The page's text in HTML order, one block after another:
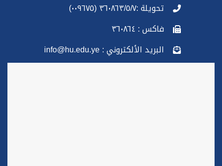
تحويلة :٣٦٠٨٦٣/٥/٧ (٠٠٩٦٧٥)
فاكس : ٣٦٠٨٦٤
البريد الألكتروني : info@hu.edu.ye